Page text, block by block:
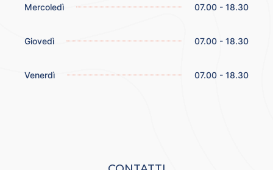
Mercoledì 07.00 - 18.30
Giovedì 07.00 - 18.30
Venerdì 07.00 - 18.30